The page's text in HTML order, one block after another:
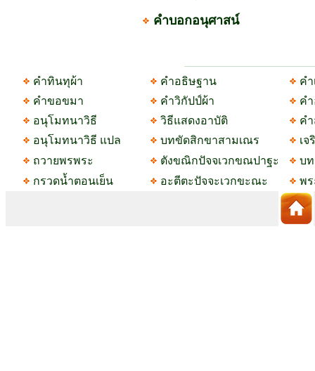
คำบอกอนุศาสน์
คำทินทุผ้า คำอธิษฐาน
คำ
คำขอขมา
คำวิกัปป์ผ้า
ค
อนุโมทนาวิธี
วิธีแสดงอาบัติ
ค
อนุโมทนาวิธี แปล
บทขัดสิกขาสามเณร
เ
ถวายพรพระ
ตังขณิกปัจจเวกขณปาฐะ
บ
กรวดน้ำตอนเย็น
อะตีตะปัจจะเวกขะณะ พ